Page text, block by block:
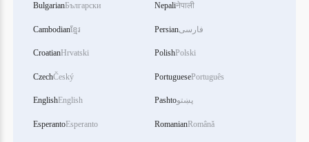
BulgarianБългарски
Cambodianខ្មែរ
CroatianHrvatski
CzechČeský
EnglishEnglish
EsperantoEsperanto
Nepaliनेपाली
Persianفارسی
PolishPolski
PortuguesePortuguês
Pashtoپښتو
RomanianRomână